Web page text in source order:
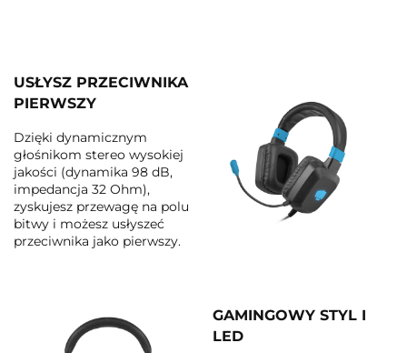
USŁYSZ PRZECIWNIKA
PIERWSZY
Dzięki dynamicznym
głośnikom stereo wysokiej
jakości (dynamika 98 dB,
impedancja 32 Ohm),
zyskujesz przewagę na polu
bitwy i możesz usłyszeć
przeciwnika jako pierwszy.
GAMINGOWY STYL I
LED